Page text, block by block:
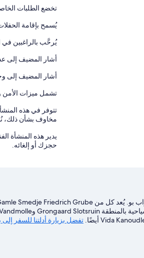
تخضع الطلبات
يُسمح بإقامة
يُرحَّب بالراغبين في
أشار المضيف إلى
أشار المضيف إلى
تشمل ميزات الأمن
تتوفر في هذه
مخاوف بشأن ذلك،
حجزك أو إلغائه.
تفضل بزيارة أدلتنا للسفر إلى